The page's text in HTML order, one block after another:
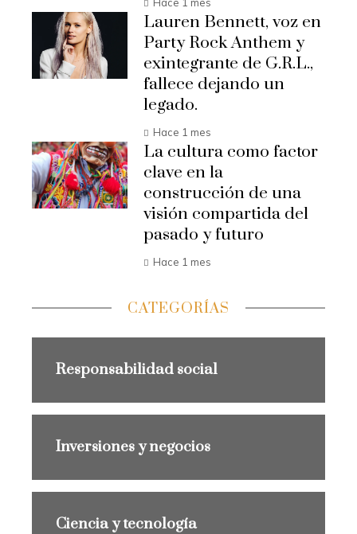
Lauren Bennett, voz en
Party Rock Anthem y
exintegrante de G.R.L.,
fallece dejando un
legado.
Hace 1 mes
La cultura como factor
clave en la
construcción de una
visión compartida del
pasado y futuro
Hace 1 mes
CATEGORÍAS
Responsabilidad social
Inversiones y negocios
Ciencia y tecnología